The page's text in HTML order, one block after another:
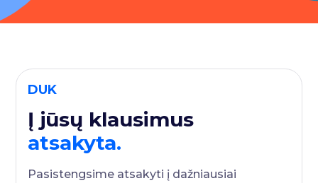
DUK
Į jūsų klausimus
atsakyta.
Pasistengsime atsakyti į dažniausiai